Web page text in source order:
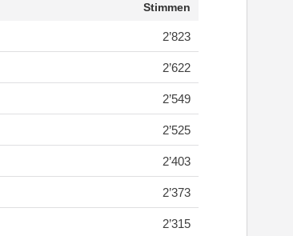
Stimmen
2’823
2’622
2’549
2’525
2’403
2’373
2’315